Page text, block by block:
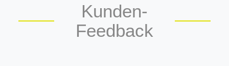
Kunden-
Feedback